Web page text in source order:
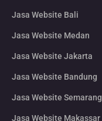
Jasa Website Bali
Jasa Website Medan
Jasa Website Jakarta
Jasa Website Bandung
Jasa Website Semarang
Jasa Website Makassar